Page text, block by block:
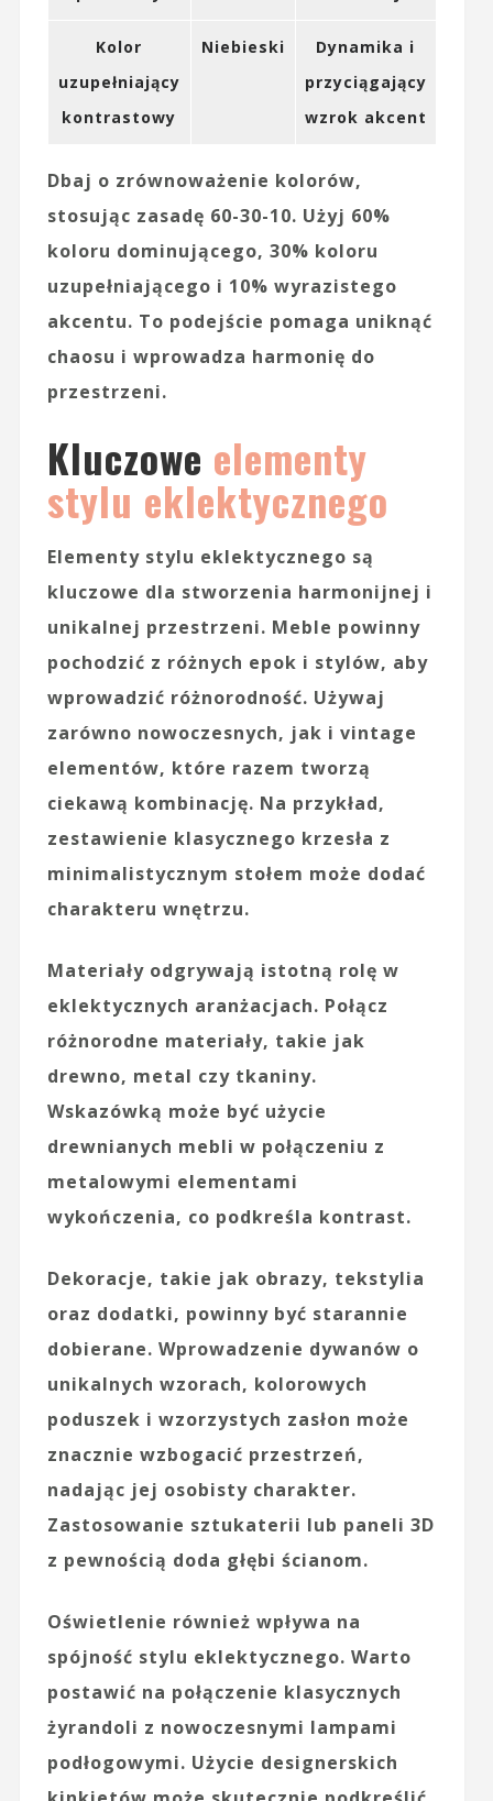
Kolor
uzupełniający
kontrastowy
Niebieski
Dynamika i
przyciągający
wzrok akcent
Dbaj o zrównoważenie kolorów,
stosując zasadę 60-30-10. Użyj 60%
koloru dominującego, 30% koloru
uzupełniającego i 10% wyrazistego
akcentu. To podejście pomaga uniknąć
chaosu i wprowadza harmonię do
przestrzeni.
Kluczowe elementy
stylu eklektycznego
Elementy stylu eklektycznego są
kluczowe dla stworzenia harmonijnej i
unikalnej przestrzeni. Meble powinny
pochodzić z różnych epok i stylów, aby
wprowadzić różnorodność. Używaj
zarówno nowoczesnych, jak i vintage
elementów, które razem tworzą
ciekawą kombinację. Na przykład,
zestawienie klasycznego krzesła z
minimalistycznym stołem może dodać
charakteru wnętrzu.
Materiały odgrywają istotną rolę w
eklektycznych aranżacjach. Połącz
różnorodne materiały, takie jak
drewno, metal czy tkaniny.
Wskazówką może być użycie
drewnianych mebli w połączeniu z
metalowymi elementami
wykończenia, co podkreśla kontrast.
Dekoracje, takie jak obrazy, tekstylia
oraz dodatki, powinny być starannie
dobierane. Wprowadzenie dywanów o
unikalnych wzorach, kolorowych
poduszek i wzorzystych zasłon może
znacznie wzbogacić przestrzeń,
nadając jej osobisty charakter.
Zastosowanie sztukaterii lub paneli 3D
z pewnością doda głębi ścianom.
Oświetlenie również wpływa na
spójność stylu eklektycznego. Warto
postawić na połączenie klasycznych
żyrandoli z nowoczesnymi lampami
podłogowymi. Użycie designerskich